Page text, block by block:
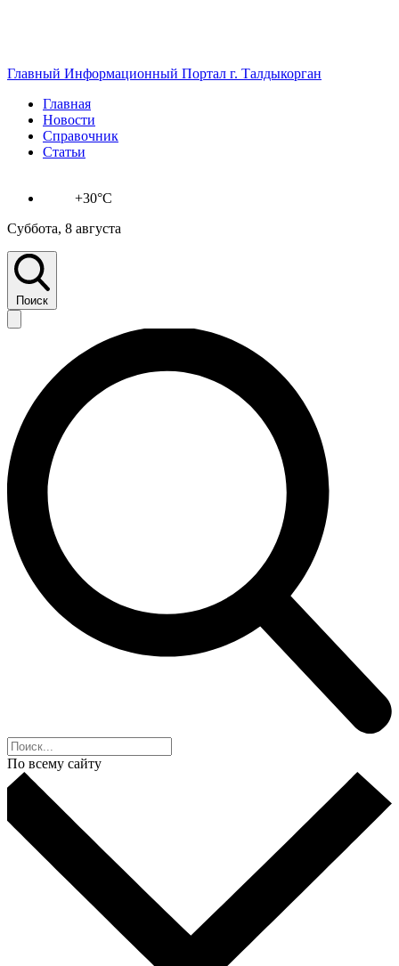
Главный Информационный Портал г. Талдыкорган
Главная
Новости
Справочник
Статьи
+30°C
Суббота, 8 августа
Поиск
По всему сайту